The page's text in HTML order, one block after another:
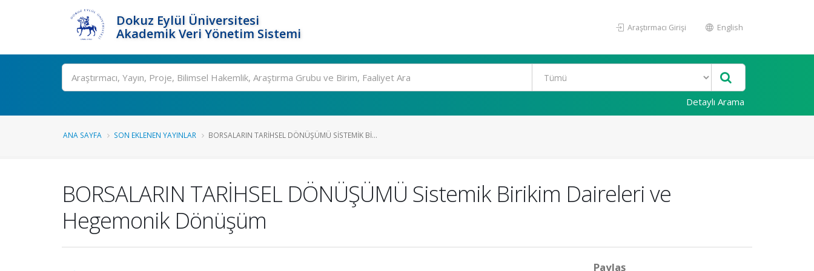
Dokuz Eylül Üniversitesi
Akademik Veri Yönetim Sistemi
Araştırmacı Girişi English
Ara
Detaylı Arama
ANA SAYFA SON EKLENEN YAYINLAR BORSALARIN TARİHSEL DÖNÜŞÜMÜ SISTEMIK BI...
BORSALARIN TARİHSEL DÖNÜŞÜMÜ Sistemik Birikim Daireleri ve
Hegemonik Dönüşüm
Paylaş